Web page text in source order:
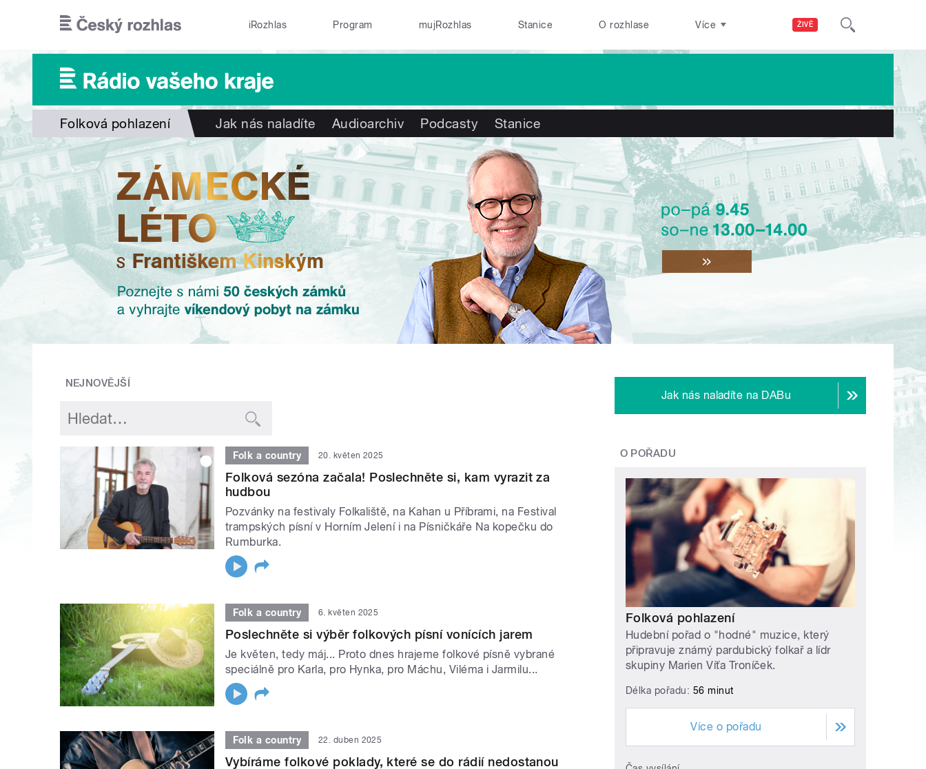
ŽIVĚ
iRozhlas Program mujRozhlas Stanice O rozhlase Více
Folková pohlazení Jak nás naladíte Audioarchiv Podcasty Stanice
NEJNOVĚJŠÍ
Folk a country 20. květen 2025
Folková sezóna začala! Poslechněte si, kam vyrazit za
hudbou
Pozvánky na festivaly Folkaliště, na Kahan u Příbrami, na Festival
trampských písní v Horním Jelení i na Písničkáře Na kopečku do
Rumburka.
Folk a country 6. květen 2025
Poslechněte si výběr folkových písní vonících jarem
Je květen, tedy máj... Proto dnes hrajeme folkové písně vybrané
speciálně pro Karla, pro Hynka, pro Máchu, Viléma i Jarmilu...
Folk a country 22. duben 2025
Vybíráme folkové poklady, které se do rádií nedostanou
Jak nás naladíte na DABu
O POŘADU
Folková pohlazení
Hudební pořad o "hodné" muzice, který
připravuje známý pardubický folkař a lídr
skupiny Marien Víťa Troníček.
Délka pořadu: 56 minut
Více o pořadu